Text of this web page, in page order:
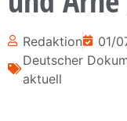
Redaktion
01/
Deutscher
aktuell